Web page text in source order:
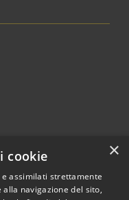
×
cookie
assimilati strettamente
navigazione del sito,